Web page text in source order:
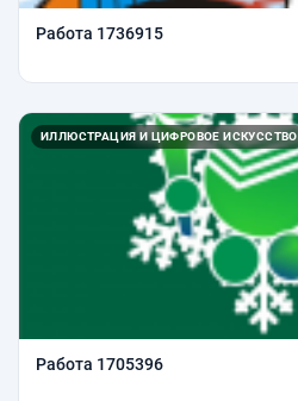
Работа 1736915
ИЛЛЮСТРАЦИЯ И ЦИФРОВОЕ ИСКУССТВО
Работа 1705396